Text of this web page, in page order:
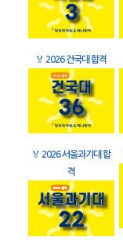
🏅 2026 건국대 합격
🏅 2026 서울과기대 합
격